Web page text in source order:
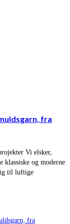
fra
Vi elsker,
og moderne
til luftige